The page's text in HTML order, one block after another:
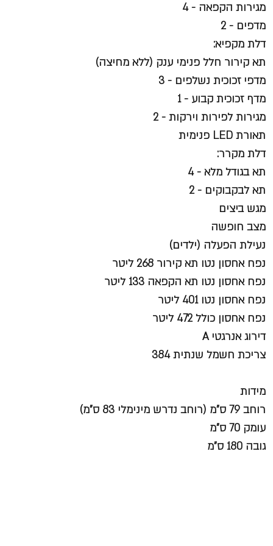
מגירות הקפאה - 4
מדפים - 2
דלת מקפיא:
תא קירור חלל פנימי ענק (ללא מחיצה)
מדפי זכוכית נשלפים - 3
מדף זכוכית קבוע - 1
מגירות לפירות וירקות - 2
תאורת LED פנימית
דלת מקרר:
תא בגודל מלא - 4
תא לבקבוקים - 2
מגש ביצים
מצב חופשה
נעילת הפעלה (ילדים)
נפח אחסון נטו תא קירור 268 ליטר
נפח אחסון נטו תא הקפאה 133 ליטר
נפח אחסון נטו 401 ליטר
נפח אחסון כולל 472 ליטר
דירוג אנרגטי A
צריכת חשמל שנתית 384
מידות
רוחב 79 ס"מ (רוחב נדרש מינימלי 83 ס"מ)
עומק 70 ס"מ
גובה 180 ס"מ